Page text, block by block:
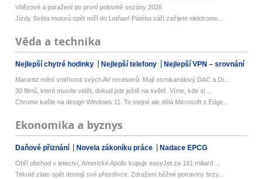
Vítězové a poražení po první polovině sezóny 2026
Jízdy Světa motorů opět míří do Letňan! Pátého září zažijete elektromo...
Věda a technika
Nejlepší chytré hodinky Nejlepší telefony Nejlepší VPN – srovnání
Marantz mění vnitřnosti svých AV receiverů. Mají osmikanálový DAC a Di...
30 filmů, které musíte vidět, dokud jste ještě na světě. Víme, kde si ...
Chrome kašle na design Windows 11. To stejné ale dělá Microsoft s Edge...
Ekonomika a byznys
Daňové přiznání Novela zákoníku práce Nadace EPCG
Obří obchod v letectví. Americké Apollo kupuje easyJet za 161 miliard ...
Tekuté zlato opět dostojí své přezdívce. Zdražení běžné potraviny brzy...